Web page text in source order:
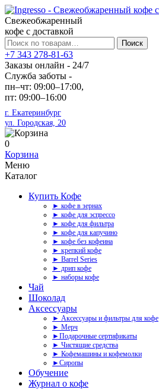
Свежеобжаренный
кофе с доставкой
Искать:
Поиск
+7 343 278-81-63
Заказы онлайн - 24/7
Служба заботы -
пн–чт: 09:00–17:00,
пт: 09:00–16:00
г. Екатеринбург
ул. Городская, 20
0
Корзина
Меню
Каталог
Купить Кофе
► кофе в зернах
► кофе для эспрессо
► кофе для фильтра
► кофе для капучино
► кофе без кофеина
► крепкий кофе
► Barrel Series
► дрип кофе
► наборы кофе
Чай
Шоколад
Аксессуары
► Аксессуары и фильтры для кофе
► Мерч
►Подарочные сертификаты
► Чистящие средства
► Кофемашины и кофемолки
►Сиропы
Обучение
Журнал о кофе